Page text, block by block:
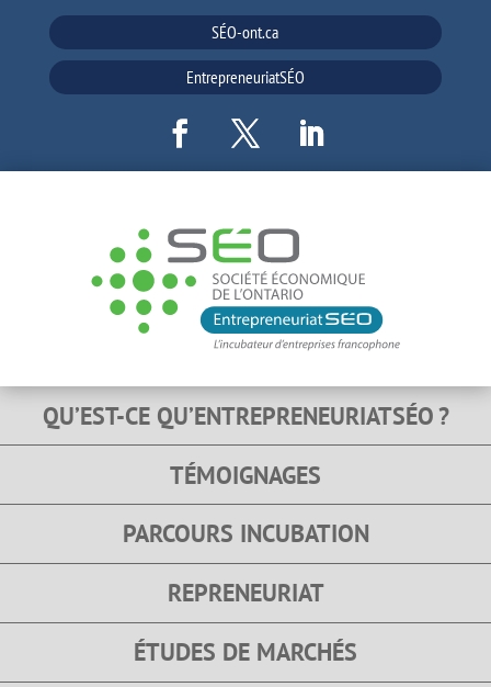
SÉO-ont.ca
EntrepreneuriatSÉO
QU’EST-CE QU’ENTREPRENEURIATSÉO ?
TÉMOIGNAGES
PARCOURS INCUBATION
REPRENEURIAT
ÉTUDES DE MARCHÉS